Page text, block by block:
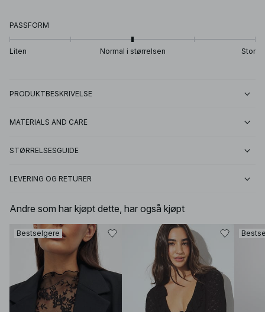
PASSFORM
Liten Normal i størrelsen Stor
PRODUKTBESKRIVELSE
MATERIALS AND CARE
STØRRELSESGUIDE
LEVERING OG RETURER
Andre som har kjøpt dette, har også kjøpt
Bestselgere